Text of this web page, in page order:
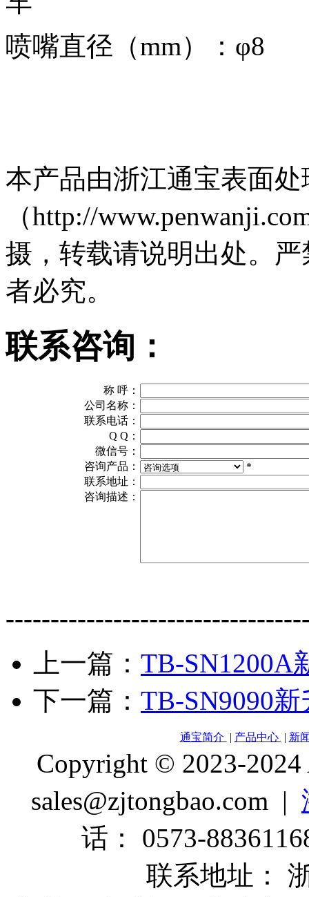
喷嘴直径（mm）：φ8
本产品由浙江通宝表面
（http://
摄，转载请说明出处。
者必究。
联系咨询：
称 呼：
公司名称：
联系电话：
Q Q：
微信号：
咨询产品：
*
联系地址：
咨询描述：
上一篇： TB-SN1200A
下一篇： TB-SN9090
通宝简介 | 产品中心 | 新
Copyright © 2023-
sales@zjtongbao.com |
话： 0573-
联系地址：